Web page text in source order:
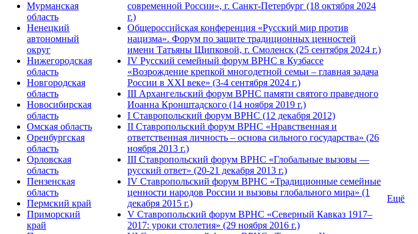
Мурманская
область
Ненецкий
автономный
округ
Нижегородская
область
Новгородская
область
Новосибирская
область
Омская область
Оренбургская
область
Орловская
область
Пензенская
область
Пермский край
Приморский
край
современной России», г. Санкт-Петербург (18 октября 2024
г.)
Общероссийская конференция «Русский мир против
нацизма». Форум по защите традиционных ценностей
имени Татьяны Щипковой, г. Смоленск (25 сентября 2024 г.)
IV Русский семейный форум ВРНС в Кузбассе
«Возрождение крепкой многодетной семьи – главная задача
России в XXI веке» (3-4 сентября 2024 г.)
III Архангельский форум ВРНС памяти святого праведного
Иоанна Кронштадского (14 ноября 2019 г.)
I Ставропольский форум ВРНС (12 декабря 2012)
II Ставропольский форум ВРНС «Нравственная и
ответственная личность – основа сильного государства» (26
ноября 2013 г.)
III Ставропольский форум ВРНС «Глобальные вызовы —
русский ответ» (20-21 декабря 2013 г.)
IV Ставропольский форум ВРНС «Традиционные семейные
ценности народов России и вызовы глобального мира» (1
декабря 2015 г.)
V Ставропольский форум ВРНС «Северный Кавказ 1917–
2017: уроки столетия» (29 ноября 2016 г.)
Ещё